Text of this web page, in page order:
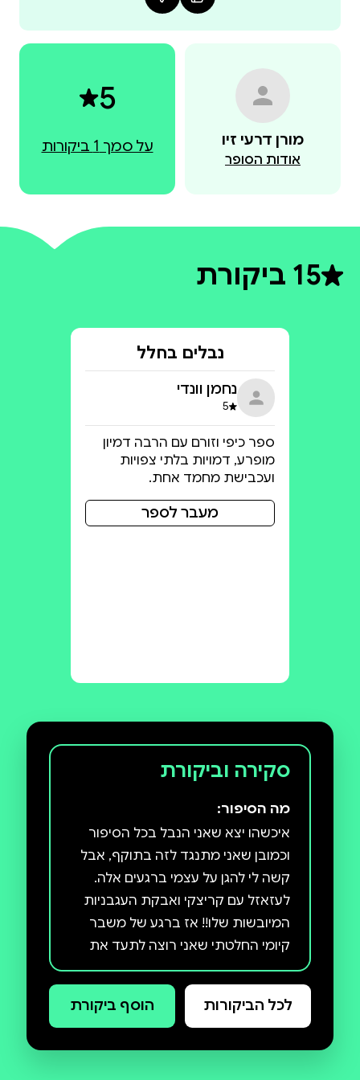
שאפשר לייצר רק במצבים מוזרים ואנושיות שחוצה את
מורן דרעי זיו
אודות הסופר
5
על סמך 1 ביקורות
5דירוג ממוצע 5 מתוך 5
1 ביקורת
נבלים בחלל
נחמן וונדי
5 דירוג 5 מתוך 5
ספר כיפי וזורם עם הרבה דמיון
מופרע, דמויות בלתי צפויות
ועכבישת מחמד אחת.
מעבר לספר
סקירה וביקורת
מה הסיפור:
איכשהו יצא שאני הנבל בכל הסיפור
וכמובן שאני מתנגד לזה בתוקף, אבל
קשה לי להגן על עצמי ברגעים אלה.
לעזאזל עם קריצקי ואבקת העגבניות
המיובשות שלו!! אז ברגע של משבר
קיומי החלטתי שאני רוצה לתעד את
הצד שלי בסיפור, בתקווה שבפעם
הבאה שילחשו את השם "פרינס"
איפשהו בגלקסיה זה יהיה לצד המילה
לכל הביקורות הוסף ביקורת